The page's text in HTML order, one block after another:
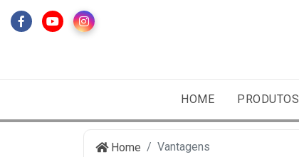
HOME PRODUTOS
Home Vantagens